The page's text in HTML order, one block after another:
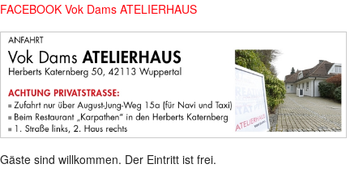
FACEBOOK Vok Dams ATELIERHAUS
Gäste sind willkommen. Der Eintritt ist frei.